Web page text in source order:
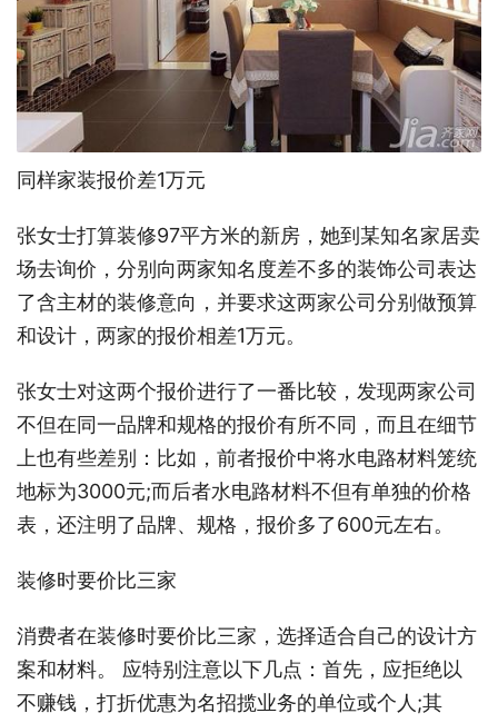
同样家装报价差1万元
张女士打算装修97平方米的新房，她到某知名家居卖
场去询价，分别向两家知名度差不多的装饰公司表达
了含主材的装修意向，并要求这两家公司分别做预算
和设计，两家的报价相差1万元。
张女士对这两个报价进行了一番比较，发现两家公司
不但在同一品牌和规格的报价有所不同，而且在细节
上也有些差别：比如，前者报价中将水电路材料笼统
地标为3000元;而后者水电路材料不但有单独的价格
表，还注明了品牌、规格，报价多了600元左右。
装修时要价比三家
消费者在装修时要价比三家，选择适合自己的设计方
案和材料。 应特别注意以下几点：首先，应拒绝以
不赚钱，打折优惠为名招揽业务的单位或个人;其